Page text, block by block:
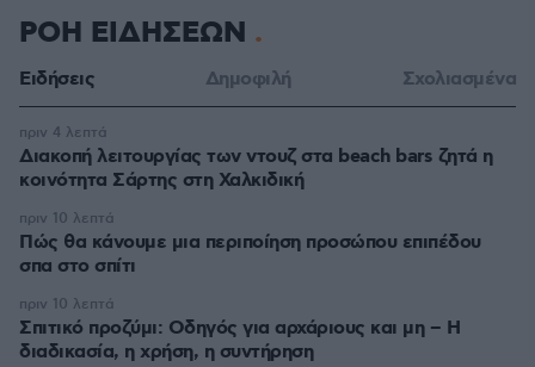
ΡΟΗ ΕΙΔΗΣΕΩΝ
Ειδήσεις Δημοφιλή Σχολιασμένα
Διακοπή λειτουργίας των ντουζ στα beach bars ζητά η
κοινότητα Σάρτης στη Χαλκιδική
πριν 4 λεπτά
Πώς θα κάνουμε μια περιποίηση προσώπου επιπέδου
σπα στο σπίτι
πριν 10 λεπτά
Σπιτικό προζύμι: Οδηγός για αρχάριους και μη – Η
διαδικασία, η χρήση, η συντήρηση
πριν 10 λεπτά